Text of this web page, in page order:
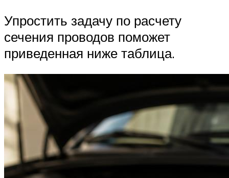
Упростить задачу по расчету
сечения проводов поможет
приведенная ниже таблица.